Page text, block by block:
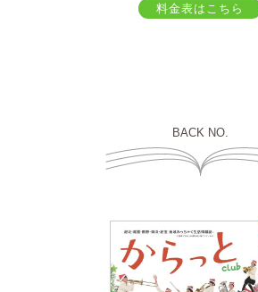
料金表はこちら
BACK NO.